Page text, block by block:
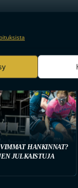
HANKINNAT?
JULKAISTUJA